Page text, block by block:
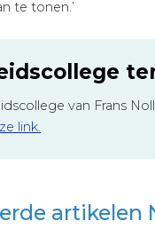
te tonen.’
van Frans
link.
artikelen